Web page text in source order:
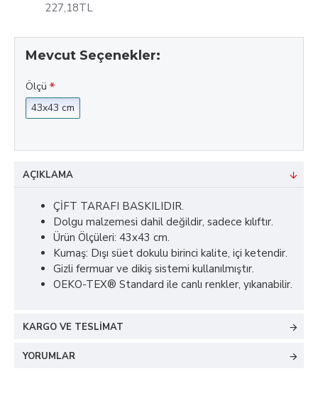
227,18TL
Mevcut Seçenekler:
Ölçü
43x43 cm
AÇIKLAMA
ÇİFT TARAFI BASKILIDIR.
Dolgu malzemesi dahil değildir, sadece kılıftır.
Ürün Ölçüleri: 43x43 cm.
Kumaş: Dışı süet dokulu birinci kalite, içi ketendir.
Gizli fermuar ve dikiş sistemi kullanılmıştır.
OEKO-TEX® Standard ile canlı renkler, yıkanabilir.
KARGO VE TESLIMAT
YORUMLAR